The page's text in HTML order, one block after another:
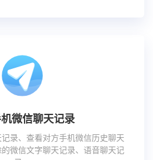
微信聊天记录
录、查看对方手机微信历史聊天
微信文字聊天记录、语音聊天记